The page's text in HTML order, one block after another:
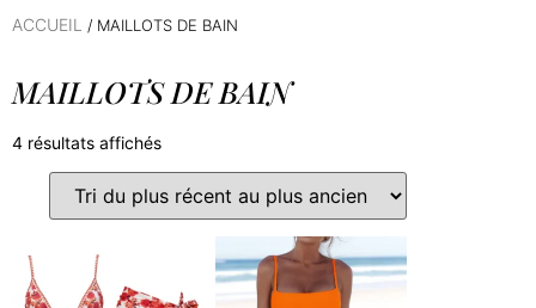
ACCUEIL / MAILLOTS DE BAIN
MAILLOTS DE BAIN
4 résultats affichés